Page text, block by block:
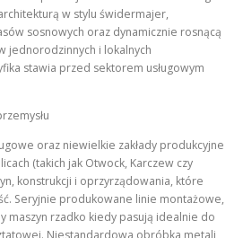
w stylu świdermajer,
sosnowych oraz dynamicznie rosnącą
jednorodzinnych i lokalnych
stawia przed sektorem usługowym
oraz niewielkie zakłady produkcyjne
(takich jak Otwock, Karczew czy
konstrukcji i oprzyrządowania, które
Seryjnie produkowane linie montażowe,
maszyn rzadko kiedy pasują idealnie do